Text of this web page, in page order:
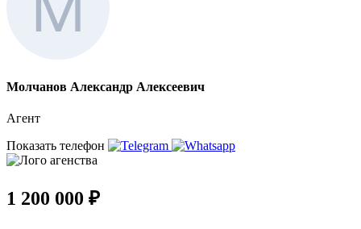
Молчанов Александр Алексеевич
Агент
Показать телефон
1 200 000 ₽